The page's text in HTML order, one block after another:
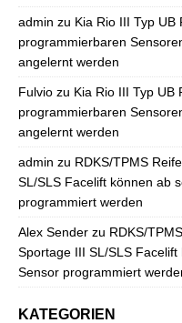
admin zu Kia Rio III Typ UB
programmierbaren
angelernt werden
Fulvio zu Kia Rio III Typ UB
programmierbaren
angelernt werden
admin zu RDKS/TPMS
SL/SLS Facelift können ab
programmiert werden
Alex Sender zu RDKS/
Sportage III SL/SLS
Sensor programmiert
KATEGORIEN